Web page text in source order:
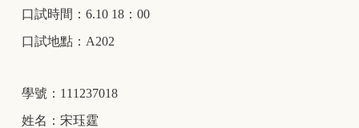
口試時間：6.10 18：00
口試地點：A202
學號：111237018
姓名：宋珏霆